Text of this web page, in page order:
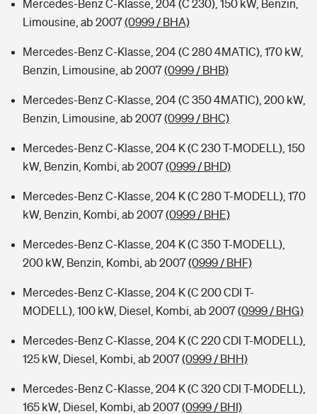
Mercedes-Benz C-Klasse, 204 (C 230), 150 kW, Benzin,
Limousine, ab 2007(0999 / BHA)
Mercedes-Benz C-Klasse, 204 (C 280 4MATIC), 170 kW,
Benzin, Limousine, ab 2007(0999 / BHB)
Mercedes-Benz C-Klasse, 204 (C 350 4MATIC), 200 kW,
Benzin, Limousine, ab 2007(0999 / BHC)
Mercedes-Benz C-Klasse, 204 K (C 230 T-MODELL), 150
kW, Benzin, Kombi, ab 2007(0999 / BHD)
Mercedes-Benz C-Klasse, 204 K (C 280 T-MODELL), 170
kW, Benzin, Kombi, ab 2007(0999 / BHE)
Mercedes-Benz C-Klasse, 204 K (C 350 T-MODELL),
200 kW, Benzin, Kombi, ab 2007(0999 / BHF)
Mercedes-Benz C-Klasse, 204 K (C 200 CDI T-
MODELL), 100 kW, Diesel, Kombi, ab 2007(0999 / BHG)
Mercedes-Benz C-Klasse, 204 K (C 220 CDI T-MODELL),
125 kW, Diesel, Kombi, ab 2007(0999 / BHH)
Mercedes-Benz C-Klasse, 204 K (C 320 CDI T-MODELL),
165 kW, Diesel, Kombi, ab 2007(0999 / BHI)